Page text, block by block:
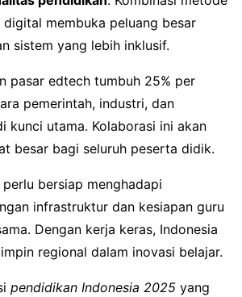
membuka peluang besar
sistem yang lebih inklusif.
pasar edtech tumbuh 25% per
pemerintah, industri, dan
kunci utama. Kolaborasi ini akan
besar bagi seluruh peserta didik.
bersiap menghadapi
infrastruktur dan kesiapan guru
Dengan kerja keras, Indonesia
regional dalam inovasi belajar.
pendidikan Indonesia 2025 yang